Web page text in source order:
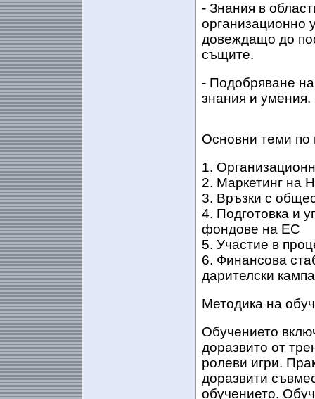
- Знания в
организационно
довеждащо до
същите.
- Подобряване
знания и умения.
Основни теми по
1.
2. Маркетинг на
3. Връзки с
4. Подготовка и
фондове на ЕС
5. Участие в
6. Финансова
дарителски
Методика на
Обучението
доразвито от
ролеви игри.
доразвити
обучението.